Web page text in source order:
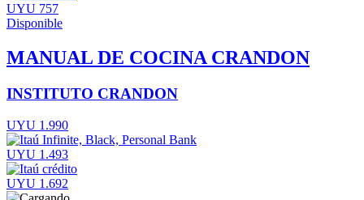
UYU 757
Disponible
MANUAL DE COCINA CRANDON
INSTITUTO CRANDON
UYU 1.990
UYU 1.493
UYU 1.692